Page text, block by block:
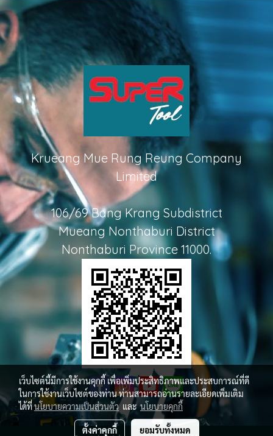
Krueang Mue Rung Reung Company
Limited
106/69 Bang Krang Subdistrict
Mueang Nonthaburi District
Nonthaburi Province 11000.
เว็บไซต์นี้มีการใช้งานคุกกี้ เพื่อเพิ่มประสิทธิภาพและประสบการณ์ที่ดี
ในการใช้งานเว็บไซต์ของท่าน ท่านสามารถอ่านรายละเอียดเพิ่มเติม
ได้ที่นโยบายความเป็นส่วนตัวและนโยบายคุกกี้
ตั้งค่าคุกกี้ ยอมรับทั้งหมด